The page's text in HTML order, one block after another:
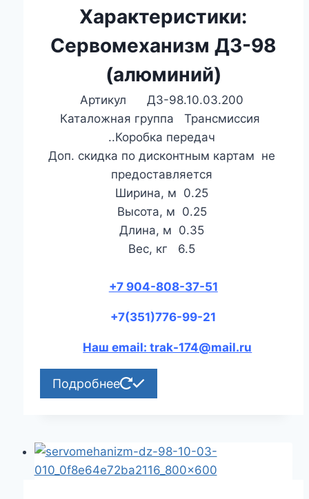
Характеристики:
Сервомеханизм ДЗ-98
(алюминий)
Артикул ДЗ-98.10.03.200
Каталожная группа Трансмиссия
..Коробка передач
Доп. скидка по дисконтным картам не
предоставляется
Ширина, м 0.25
Высота, м 0.25
Длина, м 0.35
Вес, кг 6.5
+7 904-808-37-51
+7(351)776-99-21
Наш email: trak-174@mail.ru
Подробнее